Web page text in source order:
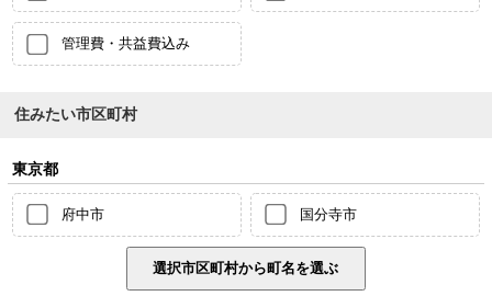
管理費・共益費込み
住みたい市区町村
東京都
府中市 国分寺市